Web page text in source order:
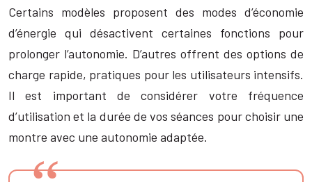
Certains modèles proposent des modes d’économie
d’énergie qui désactivent certaines fonctions pour
prolonger l’autonomie. D’autres offrent des options de
charge rapide, pratiques pour les utilisateurs intensifs.
Il est important de considérer votre fréquence
d’utilisation et la durée de vos séances pour choisir une
montre avec une autonomie adaptée.